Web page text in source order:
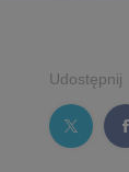
Udostępnij